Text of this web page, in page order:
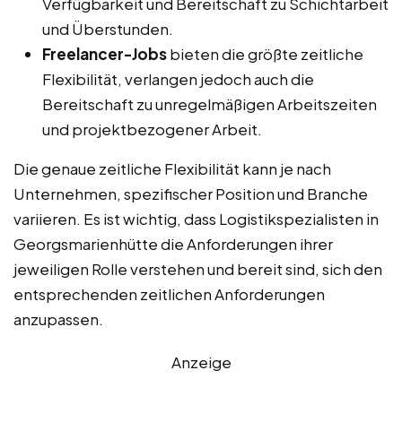
und Überstunden.
Freelancer-Jobsbieten die größte zeitliche
Flexibilität, verlangen jedoch auch die
Bereitschaft zu unregelmäßigen Arbeitszeiten
und projektbezogener Arbeit.
Die genaue zeitliche Flexibilität kann je nach
Unternehmen, spezifischer Position und Branche
variieren. Es ist wichtig, dass Logistikspezialisten in
Georgsmarienhütte die Anforderungen ihrer
jeweiligen Rolle verstehen und bereit sind, sich den
entsprechenden zeitlichen Anforderungen
anzupassen.
Anzeige